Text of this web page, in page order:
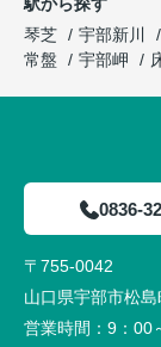
琴芝
宇部新川
常盤
宇部岬
0836-
〒755-0042
山口県宇部市松
営業時間： 9：00